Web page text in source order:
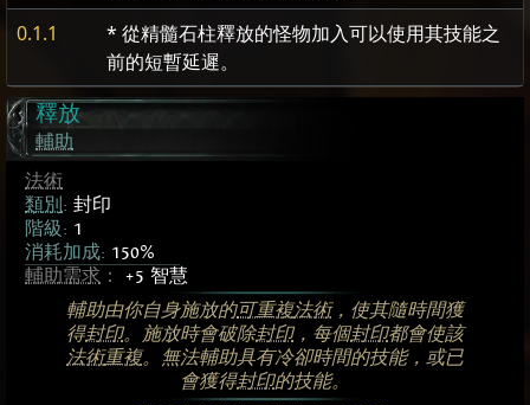
0.1.1
* 從精髓石柱釋放的怪物加入可以使用其技能之
前的短暫延遲。
釋放
輔助
法術
類別 : 封印
階級: 1
消耗加成: 150%
輔助需求 ： +5 智慧
輔助由你自身施放的可重複法術，使其隨時間獲
得封印。施放時會破除封印，每個封印都會使該
法術重複。無法輔助具有冷卻時間的技能，或已
會獲得封印的技能。